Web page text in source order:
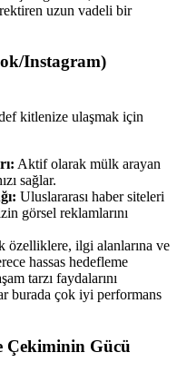
uzun vadeli bir
Instagram)
kitlenize ulaşmak için
Aktif olarak mülk arayan
sağlar.
Uluslararası haber siteleri
görsel reklamlarını
özelliklere, ilgi alanlarına ve
hassas hedefleme
tarzı faydalarını
burada çok iyi performans
Çekiminin Gücü